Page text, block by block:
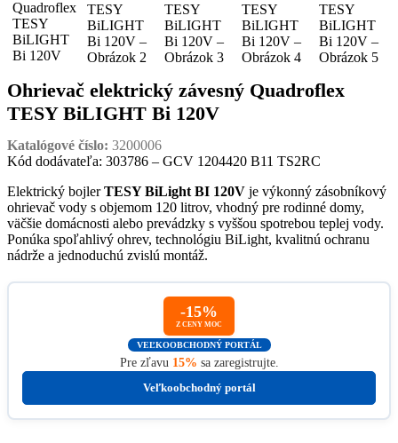
Ohrievač elektrický závesný Quadroflex
TESY BiLIGHT Bi 120V
Katalógové číslo: 3200006
Kód dodávateľa: 303786 – GCV 1204420 B11 TS2RC
Elektrický bojlerTESY BiLight BI 120V je výkonný zásobníkový
ohrievač vody s objemom 120 litrov, vhodný pre rodinné domy,
väčšie domácnosti alebo prevádzky s vyššou spotrebou teplej vody.
Ponúka spoľahlivý ohrev, technológiu BiLight, kvalitnú ochranu
nádrže a jednoduchú zvislú montáž.
-15%
Z CENY MOC
VEĽKOOBCHODNÝ PORTÁL
Pre zľavu 15% sa zaregistrujte.
Veľkoobchodný portál